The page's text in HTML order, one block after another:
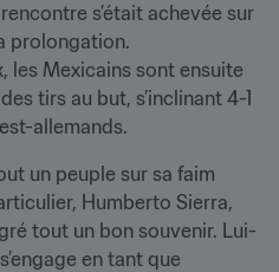
s’était achevée sur
prolongation.
les Mexicains sont ensuite
tirs au but, s’inclinant 4-1
allemands.
un peuple sur sa faim
Humberto Sierra,
tout un bon souvenir. Lui-
en tant que